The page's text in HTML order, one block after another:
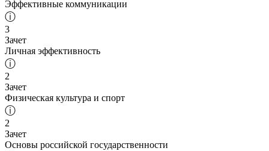
Эффективные коммуникации
ⓘ
3
Зачет
Личная эффективность
ⓘ
2
Зачет
Физическая культура и спорт
ⓘ
2
Зачет
Основы российской государственности